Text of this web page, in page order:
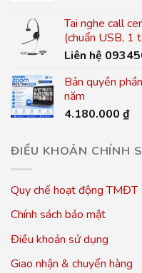
Tai nghe call
(chuẩn USB, 1
Liên hệ
Bản quyền
năm
4.180.000 ₫
ĐIỀU KHOẢN CHÍNH
Quy chế hoạt động TMĐT
Chính sách bảo mật
Điều khoản sử dụng
Giao nhận & chuyển hàng